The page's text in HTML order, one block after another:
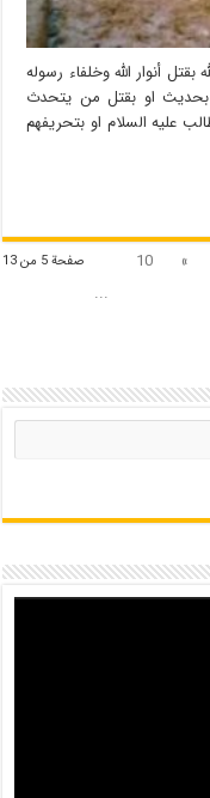
أنوار الله وخلفاء رسوله
بحديث او بقتل من يتحدث
عليه السلام او بتحريفهم
صفحة 5 من 13 »
10
...